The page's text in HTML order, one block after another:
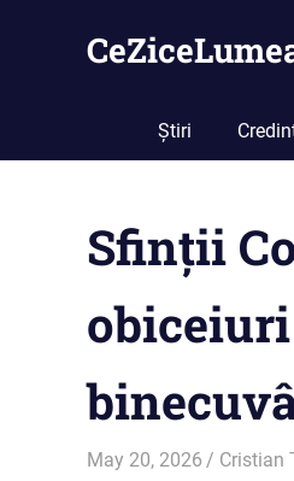
Știri
Sfinții
May 20, 2026 Cristian